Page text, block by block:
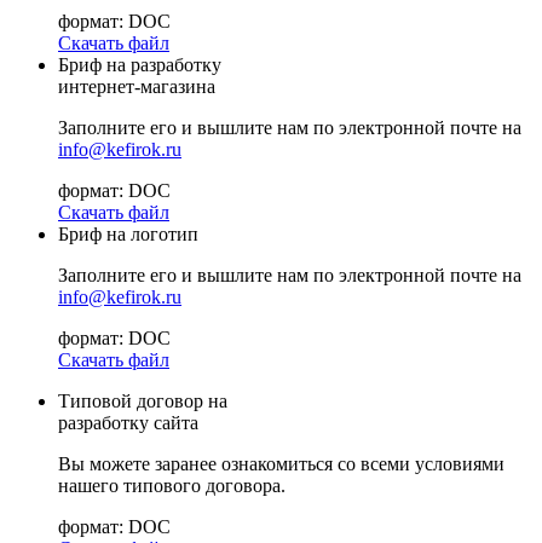
формат: DOC
Скачать файл
Бриф на разработку
интернет-магазина
Заполните его и вышлите нам по электронной почте на
info@kefirok.ru
формат: DOC
Скачать файл
Бриф на логотип
Заполните его и вышлите нам по электронной почте на
info@kefirok.ru
формат: DOC
Скачать файл
Типовой договор на
разработку сайта
Вы можете заранее ознакомиться со всеми условиями
нашего типового договора.
формат: DOC